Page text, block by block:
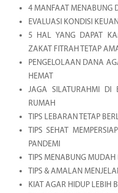
4 MANFAAT MENABUNG
EVALUASI KONDISI
5 HAL YANG DAPAT
ZAKAT FITRAH TETAP
PENGELOLAAN DANA
HEMAT
JAGA SILATURAHMI DI
RUMAH
TIPS LEBARAN TETAP
TIPS SEHAT
PANDEMI
TIPS MENABUNG
TIPS & AMALAN
KIAT AGAR HIDUP LEBIH